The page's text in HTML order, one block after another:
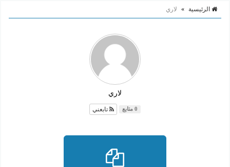
الرئيسية » لاري
لاري
0 متابع تابعني